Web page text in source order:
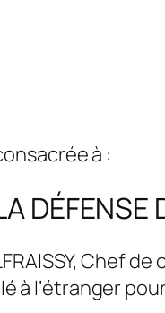
à :
DÉFENSE
Chef
à l’étranger